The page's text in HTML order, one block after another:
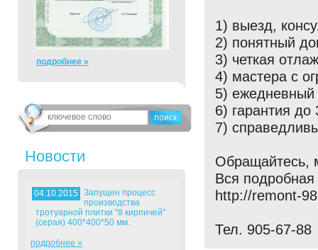
1) выезд,
2) понятный
3) четкая
4) мастера с
5) ежедневный
6) гарантия до
7)
Вся
http://remont-
Тел. 905-67-88
подробнее »
Новости
04.10.2015
Запущен процесс
производства
тротуарной плитки "8 кирпичей"
(серая) 400*400*50 мм.
подробнее »